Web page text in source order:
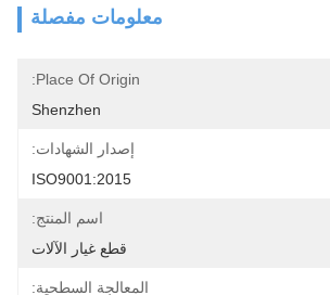
معلومات مفصلة
Place Of Origin:
Shenzhen
إصدار الشهادات:
ISO9001:2015
اسم المنتج:
قطع غيار الآلات
المعالجة السطحية: